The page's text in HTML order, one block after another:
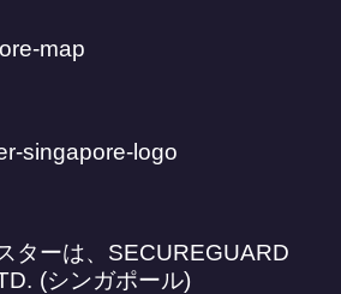
ターは、SECUREGUARD
(シンガポール)